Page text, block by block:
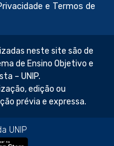
e Termos de
neste site são de
de Ensino Objetivo e
– UNIP.
edição ou
prévia e expressa.
UNIP